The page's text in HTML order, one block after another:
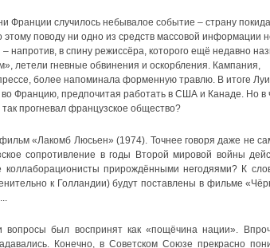
Франции случилось небывалое событие – страну
поводу ни одно из средств массовой информации
напротив, в спину режиссёра, которого ещё недавно
летели гневные обвинения и оскорбления. Кампания,
более напоминала форменную травлю. В итоге
во Францию, предпочитая работать в США и Канаде. Но в
прогневал французское общество?
«Лакомб Люсьен» (1974). Точнее говоря даже не
сопротивление в годы Второй мировой войны
прирождёнными негодяями? К
к Голландии) будут поставлены в фильме
был воспринят как «пощёчина нации».
Конечно, в Советском Союзе прекрасно